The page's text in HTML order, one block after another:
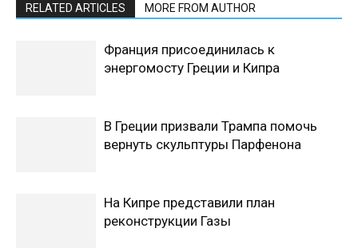
RELATED ARTICLES MORE FROM AUTHOR
Франция присоединилась к
энергомосту Греции и Кипра
В Греции призвали Трампа помочь
вернуть скульптуры Парфенона
На Кипре представили план
реконструкции Газы